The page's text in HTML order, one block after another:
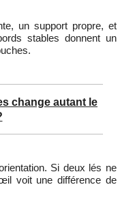
un support propre, et
stables donnent un
change autant le
Si deux lés ne
voit une différence de